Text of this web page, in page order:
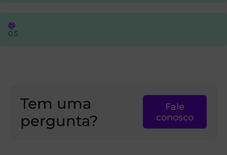
@
0.5
Tem uma
pergunta?
Fale
conosco